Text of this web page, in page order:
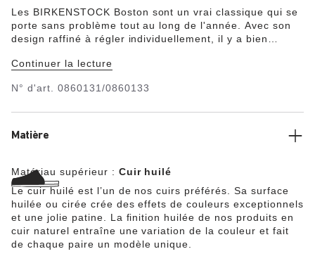
Les BIRKENSTOCK Boston sont un vrai classique qui se
porte sans problème tout au long de l'année. Avec son
design raffiné à régler individuellement, il y a bien
dessus en cuir nubuck huilé particulièrement épais jouit
Continuer la lecture
N° d'art. 0860131/0860133
Matière
Matériau supérieur : Cuir huilé
Le cuir huilé est l’un de nos cuirs préférés. Sa surface
huilée ou cirée crée des effets de couleurs exceptionnels
et une jolie patine. La finition huilée de nos produits en
cuir naturel entraîne une variation de la couleur et fait
de chaque paire un modèle unique.